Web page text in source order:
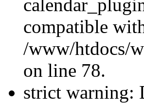
compatible
/www/htdocs/
on line 78.
strict warning: